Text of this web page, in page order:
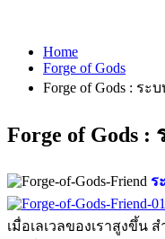
Home
Forge of Gods
Forge of Gods : ระ
Forge of Gods :
ร
เมื่อเลเวลของเราสูงขึ้น